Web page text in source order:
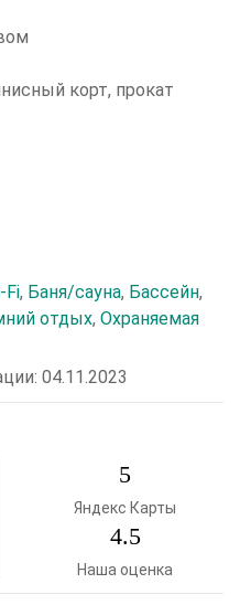
корт, прокат
Fi, Баня/сауна, Бассейн,
отдых, Охраняемая
04.11.2023
5
Яндекс Карты
4.5
Наша оценка